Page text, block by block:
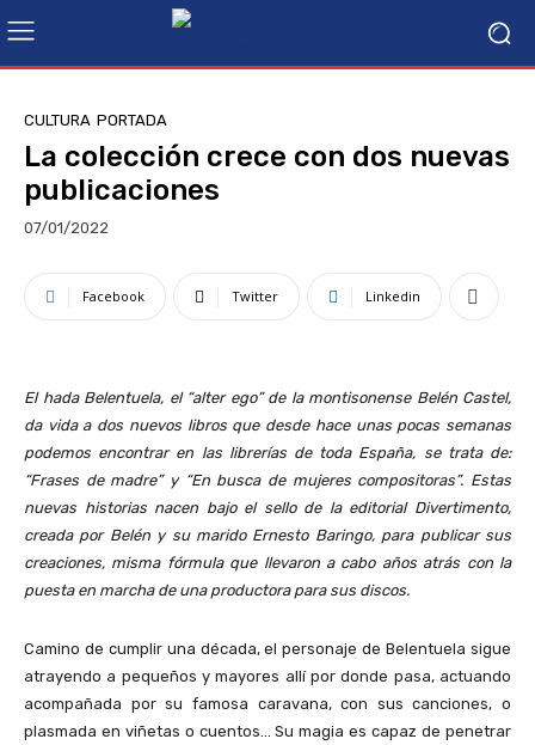
CULTURA PORTADA
La colección crece con dos nuevas
publicaciones
07/01/2022
Facebook Twitter Linkedin
El hada Belentuela, el “alter ego” de la montisonense Belén Castel,
da vida a dos nuevos libros que desde hace unas pocas semanas
podemos encontrar en las librerías de toda España, se trata de:
“Frases de madre” y “En busca de mujeres compositoras”. Estas
nuevas historias nacen bajo el sello de la editorial Divertimento,
creada por Belén y su marido Ernesto Baringo, para publicar sus
creaciones, misma fórmula que llevaron a cabo años atrás con la
puesta en marcha de una productora para sus discos.
Camino de cumplir una década, el personaje de Belentuela sigue
atrayendo a pequeños y mayores allí por donde pasa, actuando
acompañada por su famosa caravana, con sus canciones, o
plasmada en viñetas o cuentos… Su magia es capaz de penetrar